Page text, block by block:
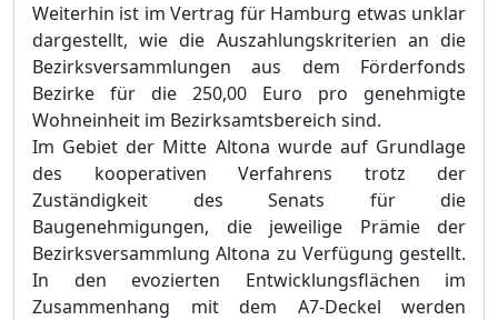
Weiterhin ist im Vertrag für Hamburg etwas unklar
dargestellt, wie die Auszahlungskriterien an die
Bezirksversammlungen aus dem Förderfonds
Bezirke für die 250,00 Euro pro genehmigte
Wohneinheit im Bezirksamtsbereich sind.
Im Gebiet der Mitte Altona wurde auf Grundlage
des kooperativen Verfahrens trotz der
Zuständigkeit des Senats für die
Baugenehmigungen, die jeweilige Prämie der
Bezirksversammlung Altona zu Verfügung gestellt.
In den evozierten Entwicklungsflächen im
Zusammenhang mit dem A7-Deckel werden